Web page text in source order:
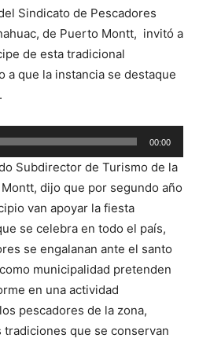
Sindicato de Pescadores
de Puerto Montt, invitó a
de esta tradicional
a que la instancia se destaque
00:00
Subdirector de Turismo de la
dijo que por segundo año
van apoyar la fiesta
se celebra en todo el país,
se engalanan ante el santo
municipalidad pretenden
en una actividad
pescadores de la zona,
tradiciones que se conservan